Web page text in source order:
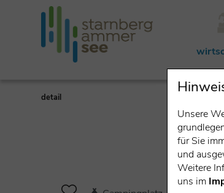
detail
Unsere
für Sie
und
Weitere
uns im